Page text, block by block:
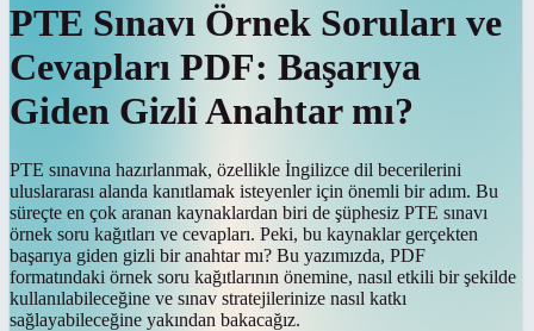
PTE Sınavı Örnek Soruları ve
Cevapları PDF: Başarıya
Giden Gizli Anahtar mı?
PTE sınavına hazırlanmak, özellikle İngilizce dil becerilerini
uluslararası alanda kanıtlamak isteyenler için önemli bir adım. Bu
süreçte en çok aranan kaynaklardan biri de şüphesiz PTE sınavı
örnek soru kağıtları ve cevapları. Peki, bu kaynaklar gerçekten
başarıya giden gizli bir anahtar mı? Bu yazımızda, PDF
formatındaki örnek soru kağıtlarının önemine, nasıl etkili bir şekilde
kullanılabileceğine ve sınav stratejilerinize nasıl katkı
sağlayabileceğine yakından bakacağız.